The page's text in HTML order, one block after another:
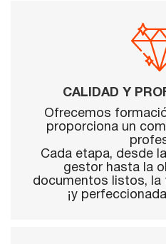
CALIDAD Y
Ofrecemos
proporciona un
Cada etapa, desde
gestor hasta la
documentos listos, la
¡y